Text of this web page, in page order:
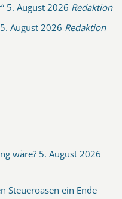
5. August 2026 Redaktion
5. August 2026 Redaktion
wäre? 5. August 2026
Steueroasen ein Ende